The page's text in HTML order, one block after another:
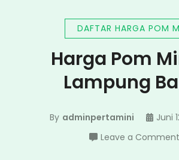
DAFTAR HARGA POM
Harga Pom
Lampung
By adminpertamini
Juni
Leave a Comment